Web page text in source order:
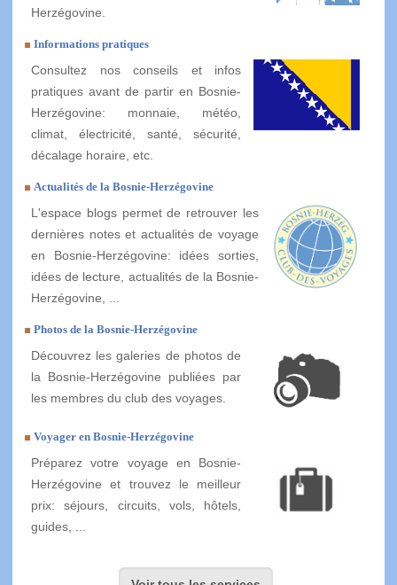
Herzégovine.
Informations pratiques
Consultez nos conseils et infos
pratiques avant de partir en Bosnie-
Herzégovine: monnaie, météo,
climat, électricité, santé, sécurité,
décalage horaire, etc.
Actualités de la Bosnie-Herzégovine
L'espace blogs permet de retrouver les
dernières notes et actualités de voyage
en Bosnie-Herzégovine: idées sorties,
idées de lecture, actualités de la Bosnie-
Herzégovine, ...
Photos de la Bosnie-Herzégovine
Découvrez les galeries de photos de
la Bosnie-Herzégovine publiées par
les membres du club des voyages.
Voyager en Bosnie-Herzégovine
Préparez votre voyage en Bosnie-
Herzégovine et trouvez le meilleur
prix: séjours, circuits, vols, hôtels,
guides, ...